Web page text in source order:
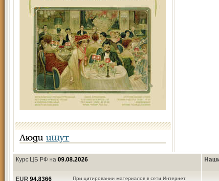
Люди ищут
Курс ЦБ РФ на 09.08.2026
При цитировании материалов в сети Интернет,
EUR 94,8366